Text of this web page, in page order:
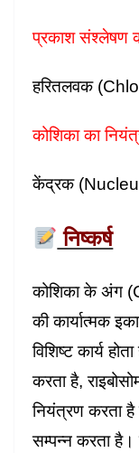
प्रकाश संश्लेषण
हरितलवक
कोशिका का
केंद्रक
निष्कर्ष
कोशिका के अंग
की कार्यात्मक
विशिष्ट कार्य
करता है,
नियंत्रण करता
सम्पन्न करता